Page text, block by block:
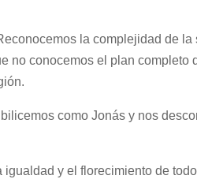
la complejidad de la
no conocemos el plan completo
como Jonás y nos
y el florecimiento de